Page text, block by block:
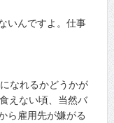
いんですよ。仕事
なれるかどうかが
えない頃、当然バ
ら雇用先が嫌がる